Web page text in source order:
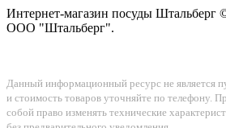
Интернет-магазин посуды Штальберг
ООО "Штальберг".
Данный информационный ресурс не является
и стоимость товаров уточняйте по телефону.
собой право изменять технические